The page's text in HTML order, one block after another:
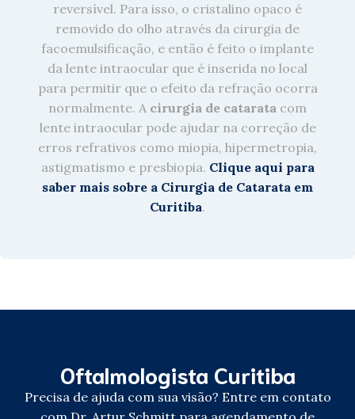
reversível. Para isso, o cristalino opaco é
removido do olho através da cirurgia de
facoemulsificação, e então é feito o implante
da lente intraocular que é inserida no local
para permitir que o efeito da refração ocorra
normalmente. A cirurgia de catarata com
lente intraocular pode ajudar na correção de
erros refrativos como miopia, hipermetropia,
astigmatismo e presbiopia. Clique aqui para
saber mais sobre a Cirurgia de Catarata em
Curitiba.
Oftalmologista Curitiba
Precisa de ajuda com sua visão? Entre em contato